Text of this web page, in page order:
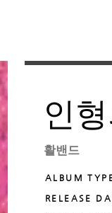
인
활밴드
ALBUM
RELEASE